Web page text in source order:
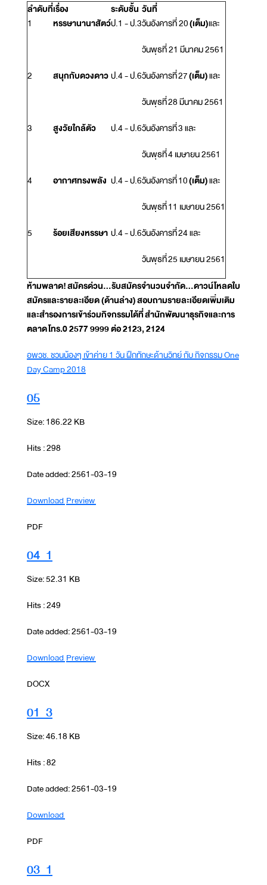
ลำดับที่เรื่อง ระดับชั้น วันที่
1
หรรษานานาสัตว์ป.1 - ป.3วันอังคารที่ 20(เต็ม)และ
วันพุธที่ 21 มีนาคม 2561
2
สนุกกับดวงดาวป.4 - ป.6วันอังคารที่ 27(เต็ม)และ
วันพุธที่ 28 มีนาคม 2561
3
สูงวัยใกล้ตัว ป.4 - ป.6วันอังคารที่ 3 และ
วันพุธที่ 4 เมษายน 2561
4
อากาศทรงพลัง ป.4 - ป.6วันอังคารที่ 10(เต็ม)และ
วันพุธที่ 11 เมษายน 2561
5
ร้อยเสียงหรรษา ป.4 - ป.6วันอังคารที่ 24 และ
วันพุธที่ 25 เมษายน 2561
ห้ามพลาด! สมัครด่วน...รับสมัครจำนวนจำกัด...ดาวน์โหลดใบ
สมัครและรายละเอียด (ด้านล่าง) สอบถามรายละเอียดเพิ่มเติม
และสำรองการเข้าร่วมกิจกรรมได้ที่สำนักพัฒนาธุรกิจและการ
ตลาด โทร.0 2577 9999 ต่อ 2123, 2124
อพวช. ชวนน้องๆ เข้าค่าย 1 วัน ฝึกทักษะด้านวิทย์ กับ กิจกรรม One
Day Camp 2018
05
Size: 186.22 KB
Hits : 298
Date added: 2561-03-19
DownloadPreview
PDF
04_1
Size: 52.31 KB
Hits : 249
Date added: 2561-03-19
DownloadPreview
DOCX
01_3
Size: 46.18 KB
Hits : 82
Date added: 2561-03-19
Download
PDF
03_1